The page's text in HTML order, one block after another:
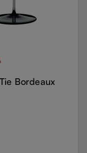
Bordeaux